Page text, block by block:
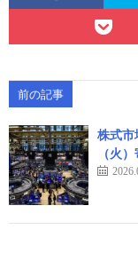
前の記事
株式市
（火